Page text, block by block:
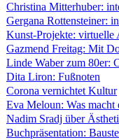
Christina Mitterhuber:
Gergana Rottensteiner:
Kunst-Projekte: virtuelle
Gazmend Freitag: Mit
Linde Waber zum 80er:
Dita Liron: Fußnoten
Corona vernichtet Kultur
Eva Meloun: Was macht
Nadim Sradj über
Buchpräsentation: